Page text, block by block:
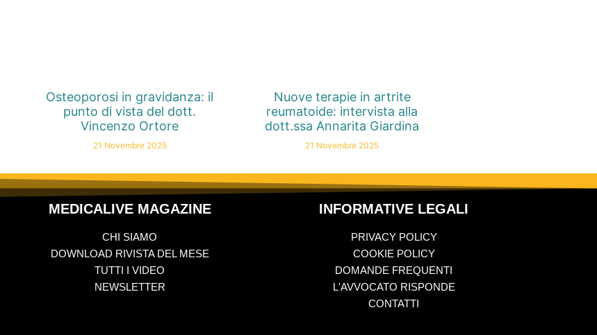
Osteoporosi in gravidanza: il
punto di vista del dott.
Vincenzo Ortore
21 Novembre 2025
Nuove terapie in artrite
reumatoide: intervista alla
dott.ssa Annarita Giardina
21 Novembre 2025
MEDICALIVE MAGAZINE
CHI SIAMO
DOWNLOAD RIVISTA DEL MESE
TUTTI I VIDEO
NEWSLETTER
INFORMATIVE LEGALI
PRIVACY POLICY
COOKIE POLICY
DOMANDE FREQUENTI
L'AVVOCATO RISPONDE
CONTATTI